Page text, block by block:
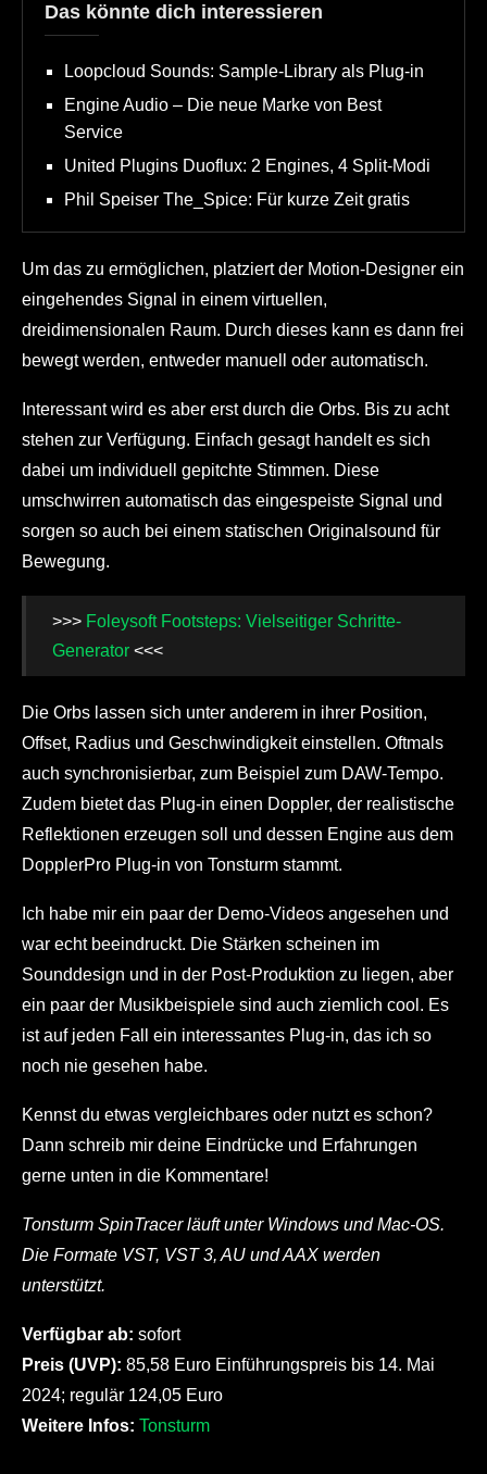
Das könnte dich interessieren
Loopcloud Sounds: Sample-Library als Plug-in
Engine Audio – Die neue Marke von Best
Service
United Plugins Duoflux: 2 Engines, 4 Split-Modi
Phil Speiser The_Spice: Für kurze Zeit gratis
Um das zu ermöglichen, platziert der Motion-Designer ein
eingehendes Signal in einem virtuellen,
dreidimensionalen Raum. Durch dieses kann es dann frei
bewegt werden, entweder manuell oder automatisch.
Interessant wird es aber erst durch die Orbs. Bis zu acht
stehen zur Verfügung. Einfach gesagt handelt es sich
dabei um individuell gepitchte Stimmen. Diese
umschwirren automatisch das eingespeiste Signal und
sorgen so auch bei einem statischen Originalsound für
Bewegung.
>>> Foleysoft Footsteps: Vielseitiger Schritte-
Generator <<<
Die Orbs lassen sich unter anderem in ihrer Position,
Offset, Radius und Geschwindigkeit einstellen. Oftmals
auch synchronisierbar, zum Beispiel zum DAW-Tempo.
Zudem bietet das Plug-in einen Doppler, der realistische
Reflektionen erzeugen soll und dessen Engine aus dem
DopplerPro Plug-in von Tonsturm stammt.
Ich habe mir ein paar der Demo-Videos angesehen und
war echt beeindruckt. Die Stärken scheinen im
Sounddesign und in der Post-Produktion zu liegen, aber
ein paar der Musikbeispiele sind auch ziemlich cool. Es
ist auf jeden Fall ein interessantes Plug-in, das ich so
noch nie gesehen habe.
Kennst du etwas vergleichbares oder nutzt es schon?
Dann schreib mir deine Eindrücke und Erfahrungen
gerne unten in die Kommentare!
Tonsturm SpinTracer läuft unter Windows und Mac-OS.
Die Formate VST, VST 3, AU und AAX werden
unterstützt.
Verfügbar ab: sofort
Preis (UVP): 85,58 Euro Einführungspreis bis 14. Mai
2024; regulär 124,05 Euro
Weitere Infos: Tonsturm